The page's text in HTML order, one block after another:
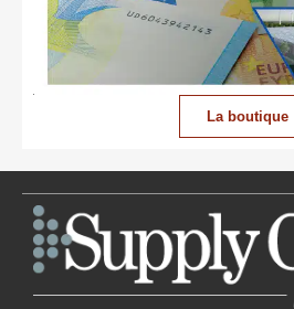
La boutique